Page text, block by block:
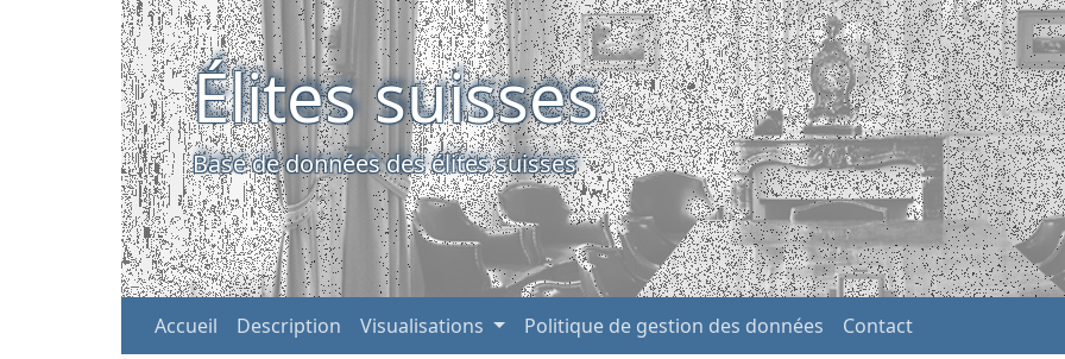
Élites suisses
Base de données des élites suisses
Accueil Description Visualisations Politique de gestion des données Contact